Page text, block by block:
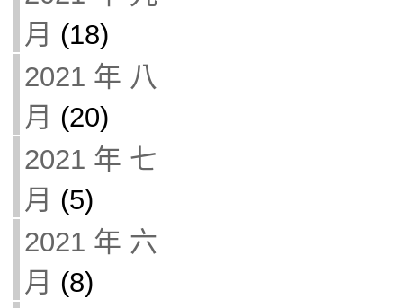
月 (18)
2021 年 八
月 (20)
2021 年 七
月 (5)
2021 年 六
月 (8)